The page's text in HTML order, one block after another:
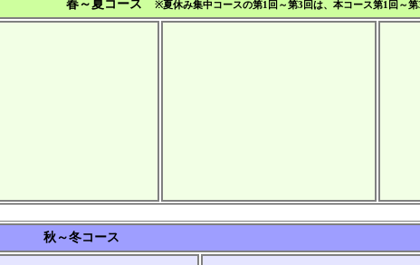
春～夏コース ※夏休み集中コースの第1回～第3回は、本コース第1回～
秋～冬コース